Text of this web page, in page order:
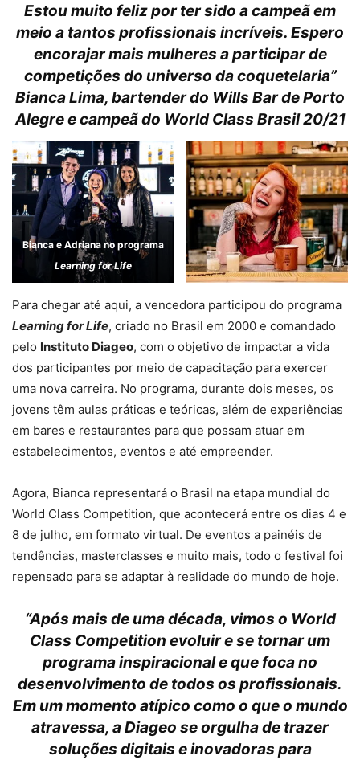
Estou muito feliz por ter sido a campeã em
meio a tantos profissionais incríveis. Espero
encorajar mais mulheres a participar de
competições do universo da coquetelaria”
Bianca Lima, bartender do Wills Bar de Porto
Alegre e campeã do World Class Brasil 20/21
Bianca e Adriana no programa
Learning for Life
Para chegar até aqui, a vencedora participou do programa
Learning for Life, criado no Brasil em 2000 e comandado
pelo Instituto Diageo, com o objetivo de impactar a vida
dos participantes por meio de capacitação para exercer
uma nova carreira. No programa, durante dois meses, os
jovens têm aulas práticas e teóricas, além de experiências
em bares e restaurantes para que possam atuar em
estabelecimentos, eventos e até empreender.
Agora, Bianca representará o Brasil na etapa mundial do
World Class Competition, que acontecerá entre os dias 4 e
8 de julho, em formato virtual. De eventos a painéis de
tendências, masterclasses e muito mais, todo o festival foi
repensado para se adaptar à realidade do mundo de hoje.
“Após mais de uma década, vimos o World
Class Competition evoluir e se tornar um
programa inspiracional e que foca no
desenvolvimento de todos os profissionais.
Em um momento atípico como o que o mundo
atravessa, a Diageo se orgulha de trazer
soluções digitais e inovadoras para